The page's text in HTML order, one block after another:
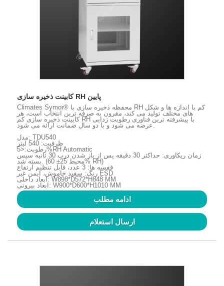
کابینت ذخیره سازی RH پایین
Climates Symor® محفظه ذخیره سازی با RH کم با اندازه ها و شکل
های مختلف تولید می کند، مقرون به صرفه ترین انتخاب است، هر
کابینت ذخیره سازی کم RH با پیشرفته ترین فناوری رطوبت زدایی
عرضه می شود و با دو سال ضمانت ارائه می شود.
مدل: TDU540
ظرفیت: 540 لیتر
رطوبت:<5%RH Automatic
زمان ریکاوری: حداکثر 30 دقیقه پس از باز شدن درب 30 ثانیه سپس
بسته شد. (محیط 25± 60% RH)
قفسه ها: 3 عدد، قابل تنظیم ارتفاع
رنگ: سفید خاموش، ایمن غیر ESD
ابعاد داخلی: W898*D572*H848 MM
ابعاد بیرونی: W900*D600*H1010 MM
ادامه مطلب
ارسال استعلام